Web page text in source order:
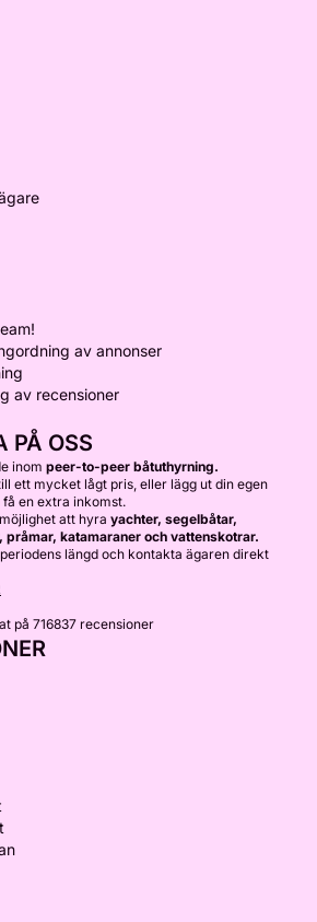
av annonser
av recensioner
PÅ OSS
inom peer-to-peer båtuthyrning.
ett mycket lågt pris, eller lägg ut din egen
en extra inkomst.
att hyra yachter, segelbåtar,
katamaraner och vattenskotrar.
längd och kontakta ägaren direkt
på 716837 recensioner